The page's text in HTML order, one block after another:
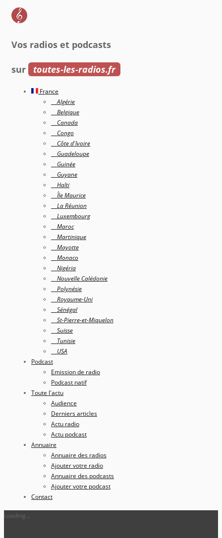
Vos radios et podcasts
sur toutes-les-radios.fr
France
Algérie
Belgique
Canada
Congo
Côte d'Ivoire
Guadeloupe
Guinée
Guyane
Haîti
Île Maurice
La Réunion
Luxembourg
Maroc
Martinique
Mayotte
Monaco
Nigéria
Nouvelle Calédonie
Polynésie
Royaume-Uni
Sénégal
St-Pierre-et-Miquelon
Suisse
Tunisie
USA
Podcast
Emission de radio
Podcast natif
Toute l'actu
Audience
Derniers articles
Actu radio
Actu podcast
Annuaire
Annuaire des radios
Ajouter votre radio
Annuaire des podcasts
Ajouter votre podcast
Contact
Loading...